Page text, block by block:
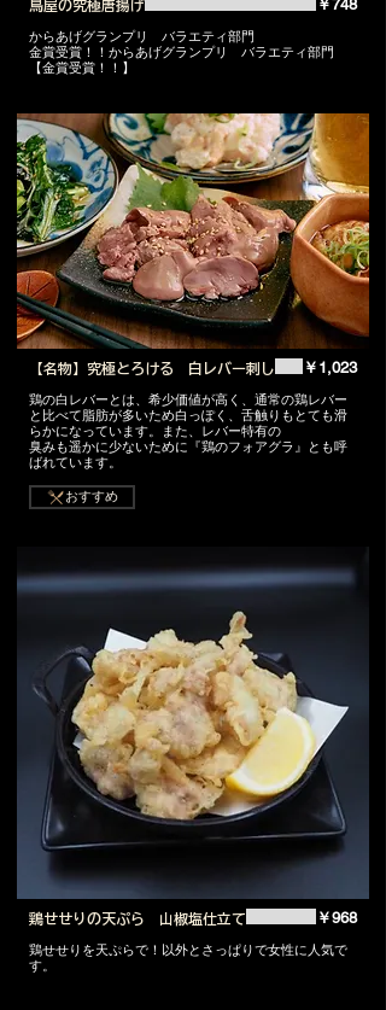
鳥屋の究極唐揚げ
からあげグランプリ バラエティ部門
金賞受賞！！からあげグランプリ バラエティ部門
【金賞受賞！！】
￥748
【名物】究極とろける 白レバー刺し
鶏の白レバーとは、希少価値が高く、通常の鶏レバー
と比べて脂肪が多いため白っぽく、舌触りもとても滑
らかになっています。また、レバー特有の
臭みも遥かに少ないために『鶏のフォアグラ』とも呼
ばれています。
￥1,023
おすすめ
鶏せせりの天ぷら 山椒塩仕立て
鶏せせりを天ぷらで！以外とさっぱりで女性に人気で
す。
￥968